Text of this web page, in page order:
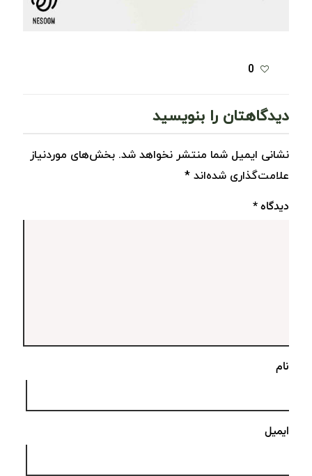
0
دیدگاهتان را بنویسید
نشانی ایمیل شما منتشر نخواهد شد. بخش‌های موردنیاز
علامت‌گذاری شده‌اند *
دیدگاه*
نام
ایمیل